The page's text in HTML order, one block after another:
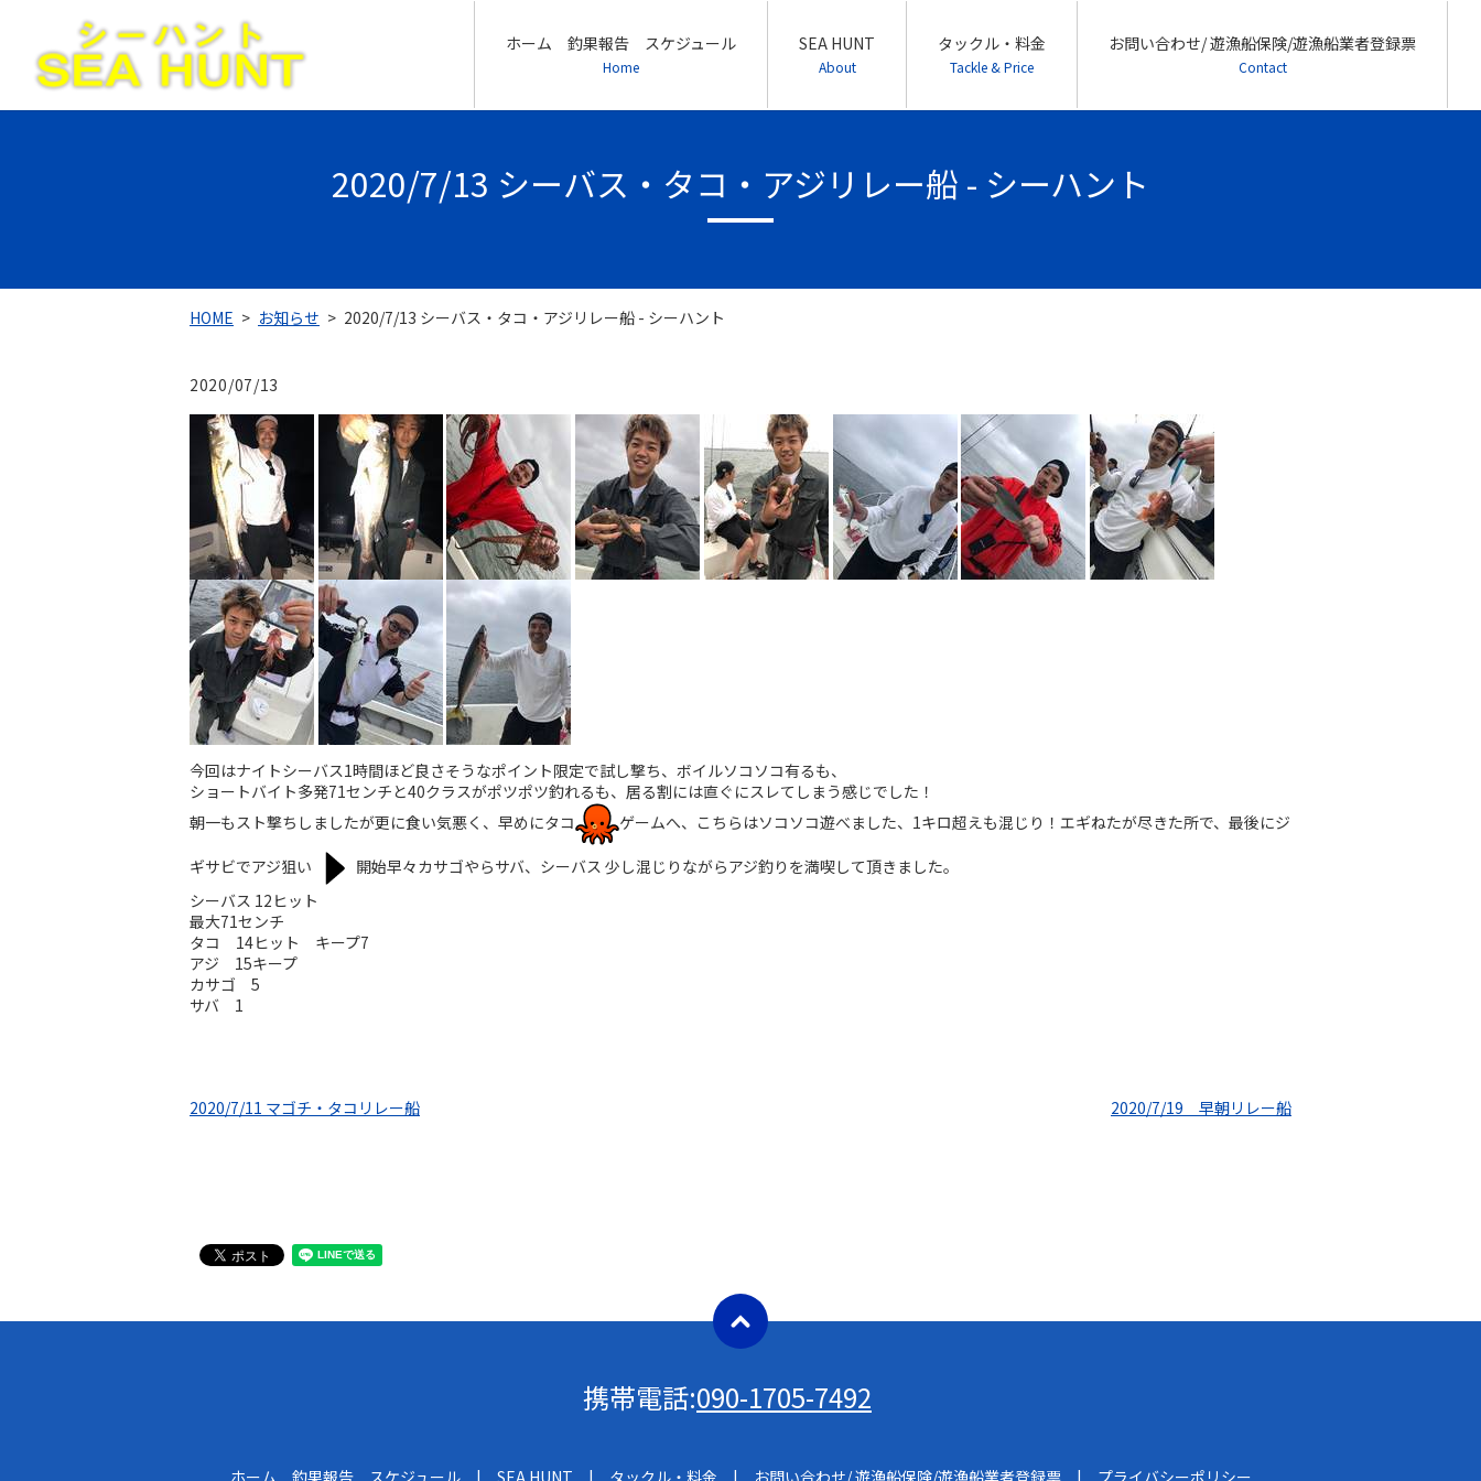
ホーム 釣果報告 スケジュール
Home
SEA HUNT
About
タックル・料金
Tackle & Price
お問い合わせ/ 遊漁船保険/遊漁船業者登録票
Contact
2020/7/13 シーバス・タコ・アジリレー船 - シーハント
HOME お知らせ 2020/7/13 シーバス・タコ・アジリレー船 - シーハント
2020/07/13
今回はナイトシーバス1時間ほど良さそうなポイント限定で試し撃ち、ボイルソコソコ有るも、
ショートバイト多発71センチと40クラスがポツポツ釣れるも、居る割には直ぐにスレてしまう感じでした！
朝一もスト撃ちしましたが更に食い気悪く、早めにタコ
ゲームへ、こちらはソコソコ遊べました、1キロ超えも混じり！エギねたが尽きた所で、最後にジ
ギサビでアジ狙い
︎開始早々カサゴやらサバ、シーバス 少し混じりながらアジ釣りを満喫して頂きました。
シーバス 12ヒット
最大71センチ
タコ 14ヒット キープ7
アジ 15キープ
カサゴ 5
サバ 1
2020/7/11 マゴチ・タコリレー船 2020/7/19 早朝リレー船
携帯電話:090-1705-7492